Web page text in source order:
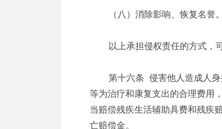
（八）消除影响、恢复名誉
以上承担侵权责任的方式，可
第十六条 侵害他人造成人身
等为治疗和康复支出的合理费用
当赔偿残疾生活辅助具费和残疾
亡赔偿金。